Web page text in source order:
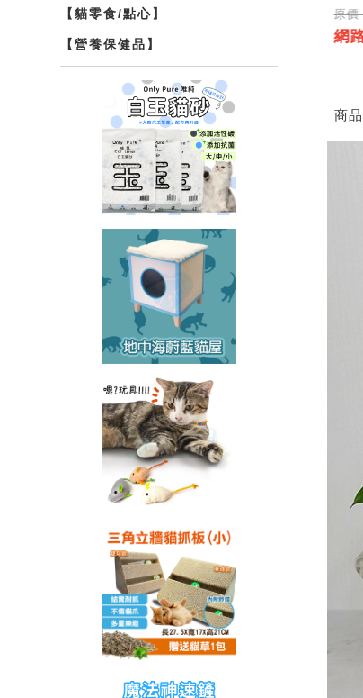
【貓零食/點心】
【營養保健品】
↘4.8折
原價：$ 999
網路價：$599
原價
網
商